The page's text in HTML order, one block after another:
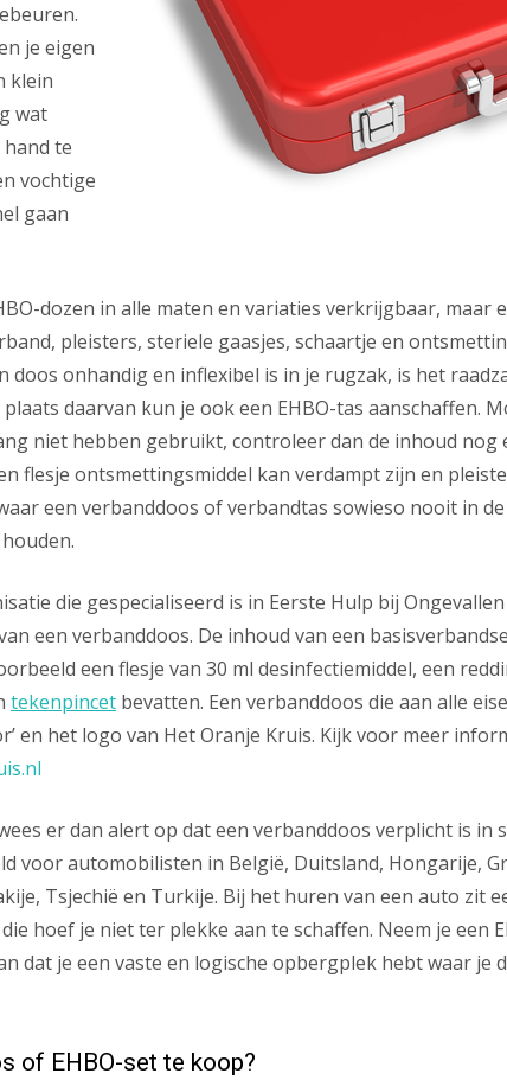
je eigen
klein
wat
te
vochtige
gaan
dozen in alle maten en variaties verkrijgbaar, maar
pleisters, steriele gaasjes, schaartje en
doos onhandig en inflexibel is in je rugzak, is het
daarvan kun je ook een EHBO-tas aanschaffen.
niet hebben gebruikt, controleer dan de inhoud nog
flesje ontsmettingsmiddel kan verdampt zijn en
een verbanddoos of verbandtas sowieso nooit in
die gespecialiseerd is in Eerste Hulp bij
een verbanddoos. De inhoud van een
een flesje van 30 ml desinfectiemiddel, een
tekenpincet bevatten. Een verbanddoos die aan alle
en het logo van Het Oranje Kruis. Kijk voor meer
er dan alert op dat een verbanddoos verplicht is in
voor automobilisten in België, Duitsland, Hongarije,
Tsjechië en Turkije. Bij het huren van een auto zit
hoef je niet ter plekke aan te schaffen. Neem je een
dat je een vaste en logische opbergplek hebt waar je
of EHBO-set te koop?